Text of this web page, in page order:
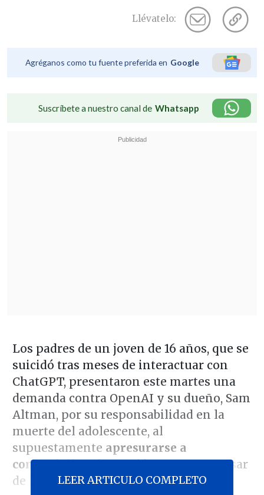
Llévatelo:
Agréganos como tu fuente preferida en Google
Suscríbete a nuestro canal de Whatsapp
Los padres de un joven de 16 años, que se
suicidó tras meses de interactuar con
ChatGPT, presentaron este martes una
demanda contra OpenAI y su dueño, Sam
Altman, por su responsabilidad en la
muerte del adolescente, al
supuestamente apresurarse a
comercializar la versión GPT-4oa pesar
de los problemas de seguridad.
LEER ARTICULO COMPLETO